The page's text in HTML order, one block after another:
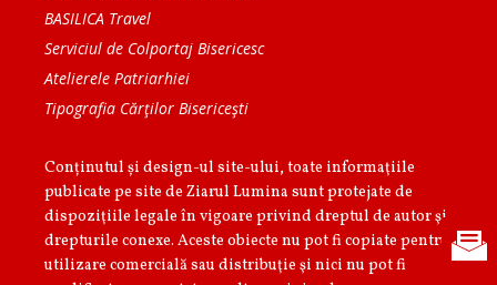
BASILICA Travel
Serviciul de Colportaj Bisericesc
Atelierele Patriarhiei
Tipografia Cărţilor Bisericeşti
Conținutul și design-ul site-ului, toate informaţiile
publicate pe site de Ziarul Lumina sunt protejate de
dispoziţiile legale în vigoare privind dreptul de autor şi
drepturile conexe. Aceste obiecte nu pot fi copiate pentru
utilizare comercială sau distribuţie şi nici nu pot fi